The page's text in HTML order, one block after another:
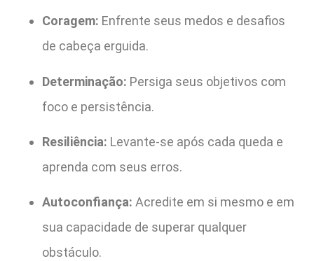
Coragem: Enfrente seus medos e desafios
de cabeça erguida.
Determinação: Persiga seus objetivos com
foco e persistência.
Resiliência: Levante-se após cada queda e
aprenda com seus erros.
Autoconfiança: Acredite em si mesmo e em
sua capacidade de superar qualquer
obstáculo.